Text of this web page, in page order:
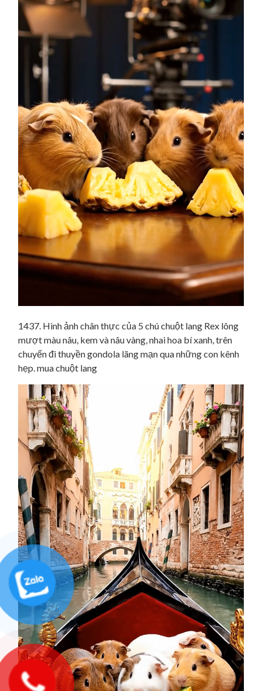
1437. Hình ảnh chân thực của 5 chú chuột lang Rex lông
mượt màu nâu, kem và nâu vàng, nhai hoa bí xanh, trên
chuyến đi thuyền gondola lãng mạn qua những con kênh
hẹp. mua chuột lang